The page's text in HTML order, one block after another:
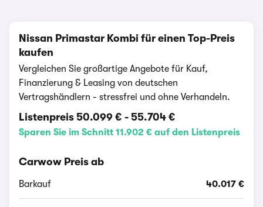
Nissan Primastar Kombi für einen Top-Preis
kaufen
Vergleichen Sie großartige Angebote für Kauf,
Finanzierung & Leasing von deutschen
Vertragshändlern - stressfrei und ohne Verhandeln.
Listenpreis 50.099 € - 55.704 €
Sparen Sie im Schnitt 11.902 € auf den Listenpreis
Carwow Preis ab
Barkauf 40.017 €